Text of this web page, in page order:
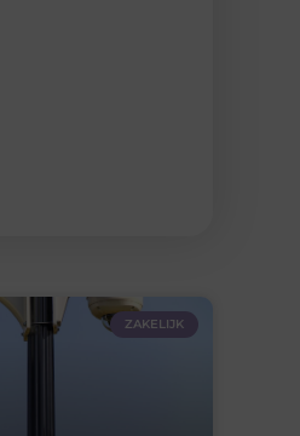
ZAKELIJK